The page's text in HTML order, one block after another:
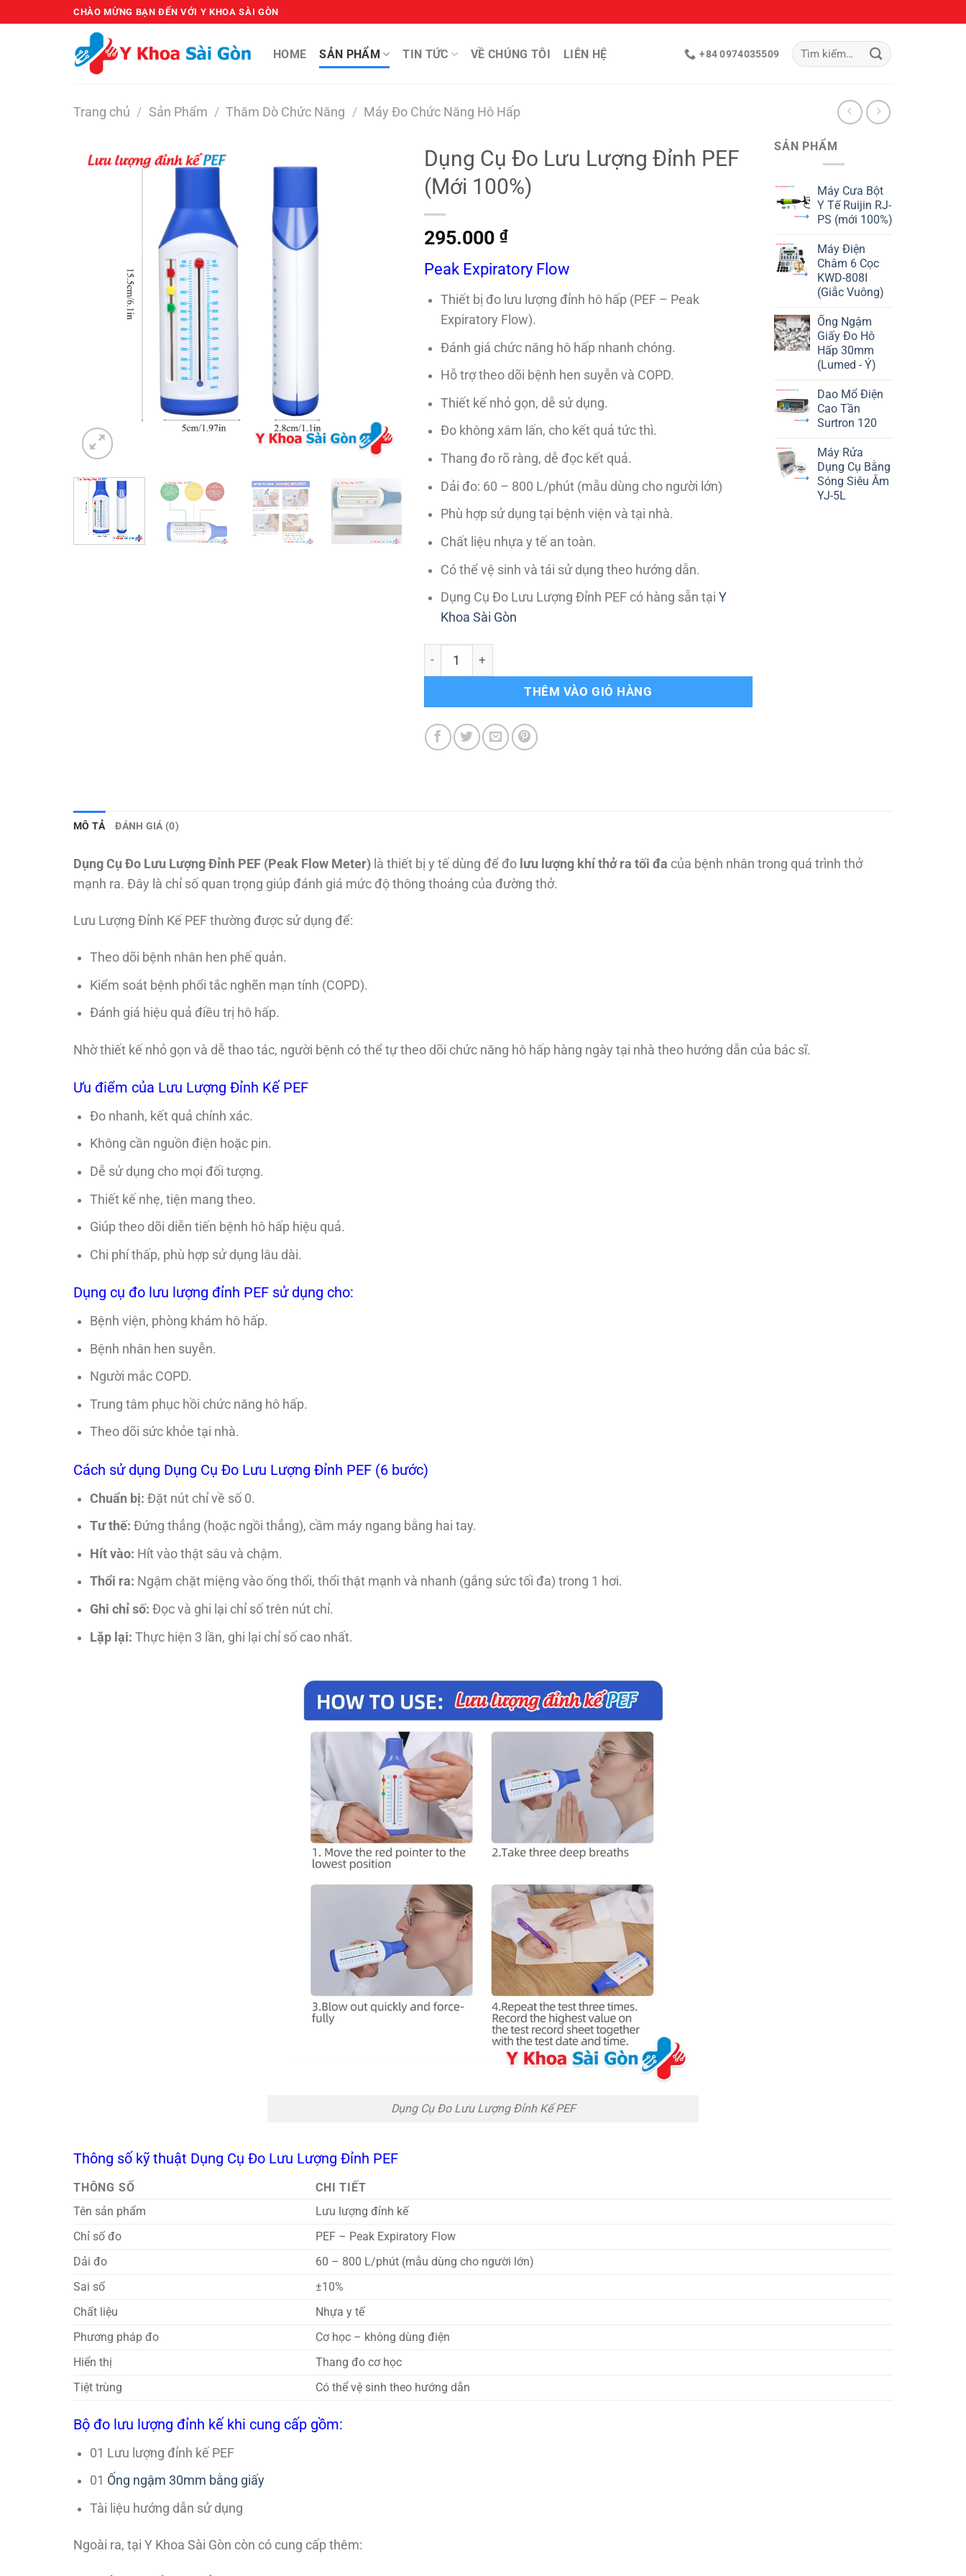
CHÀO MỪNG BẠN ĐẾN VỚI Y KHOA SÀI GÒN
HOME SẢN PHẨM TIN TỨC VỀ CHÚNG TÔI LIÊN HỆ +84 0974035509
Tìm
kiếm:
Trang chủ / Sản Phẩm / Thăm Dò Chức Năng / Máy Đo Chức Năng Hô Hấp
Dụng Cụ Đo Lưu Lượng Đỉnh PEF
(Mới 100%)
295.000 ₫
Peak Expiratory Flow
Thiết bị đo lưu lượng đỉnh hô hấp (PEF – Peak
Expiratory Flow).
Đánh giá chức năng hô hấp nhanh chóng.
Hỗ trợ theo dõi bệnh hen suyễn và COPD.
Thiết kế nhỏ gọn, dễ sử dụng.
Đo không xâm lấn, cho kết quả tức thì.
Thang đo rõ ràng, dễ đọc kết quả.
Dải đo: 60 – 800 L/phút (mẫu dùng cho người lớn)
Phù hợp sử dụng tại bệnh viện và tại nhà.
Chất liệu nhựa y tế an toàn.
Có thể vệ sinh và tái sử dụng theo hướng dẫn.
Dụng Cụ Đo Lưu Lượng Đỉnh PEF có hàng sẵn tại Y
Khoa Sài Gòn
Dụng Cụ Đo Lưu Lượng Đỉnh PEF (Mới 100%) số lượng
THÊM VÀO GIỎ HÀNG
SẢN PHẨM
Máy Cưa Bột
Y Tế Ruijin RJ-
PS (mới 100%)
Máy Điện
Châm 6 Cọc
KWD-808I
(Giắc Vuông)
Ống Ngậm
Giấy Đo Hô
Hấp 30mm
(Lumed - Ý)
Dao Mổ Điện
Cao Tần
Surtron 120
Máy Rửa
Dụng Cụ Bằng
Sóng Siêu Âm
YJ-5L
MÔ TẢ ĐÁNH GIÁ (0)
Dụng Cụ Đo Lưu Lượng Đỉnh PEF (Peak Flow Meter) là thiết bị y tế dùng để đo lưu lượng khí thở ra tối đa của bệnh nhân trong quá trình thở
mạnh ra. Đây là chỉ số quan trọng giúp đánh giá mức độ thông thoáng của đường thở.
Lưu Lượng Đỉnh Kế PEF thường được sử dụng để:
Theo dõi bệnh nhân hen phế quản.
Kiểm soát bệnh phổi tắc nghẽn mạn tính (COPD).
Đánh giá hiệu quả điều trị hô hấp.
Nhờ thiết kế nhỏ gọn và dễ thao tác, người bệnh có thể tự theo dõi chức năng hô hấp hàng ngày tại nhà theo hướng dẫn của bác sĩ.
Ưu điểm của Lưu Lượng Đỉnh Kế PEF
Đo nhanh, kết quả chính xác.
Không cần nguồn điện hoặc pin.
Dễ sử dụng cho mọi đối tượng.
Thiết kế nhẹ, tiện mang theo.
Giúp theo dõi diễn tiến bệnh hô hấp hiệu quả.
Chi phí thấp, phù hợp sử dụng lâu dài.
Dụng cụ đo lưu lượng đỉnh PEF sử dụng cho:
Bệnh viện, phòng khám hô hấp.
Bệnh nhân hen suyễn.
Người mắc COPD.
Trung tâm phục hồi chức năng hô hấp.
Theo dõi sức khỏe tại nhà.
Cách sử dụng Dụng Cụ Đo Lưu Lượng Đỉnh PEF (6 bước)
Chuẩn bị: Đặt nút chỉ về số 0.
Tư thế: Đứng thẳng (hoặc ngồi thẳng), cầm máy ngang bằng hai tay.
Hít vào: Hít vào thật sâu và chậm.
Thổi ra: Ngậm chặt miệng vào ống thổi, thổi thật mạnh và nhanh (gắng sức tối đa) trong 1 hơi.
Ghi chỉ số: Đọc và ghi lại chỉ số trên nút chỉ.
Lặp lại: Thực hiện 3 lần, ghi lại chỉ số cao nhất.
Dụng Cụ Đo Lưu Lượng Đỉnh Kế PEF
Thông số kỹ thuật Dụng Cụ Đo Lưu Lượng Đỉnh PEF
THÔNG SỐ
CHI TIẾT
Tên sản phẩm
Lưu lượng đỉnh kế
Chỉ số đo
PEF – Peak Expiratory Flow
Dải đo
60 – 800 L/phút (mẫu dùng cho người lớn)
Sai số
±10%
Chất liệu
Nhựa y tế
Phương pháp đo
Cơ học – không dùng điện
Hiển thị
Thang đo cơ học
Tiệt trùng
Có thể vệ sinh theo hướng dẫn
Bộ đo lưu lượng đỉnh kế khi cung cấp gồm:
01 Lưu lượng đỉnh kế PEF
01 Ống ngậm 30mm bằng giấy
Tài liệu hướng dẫn sử dụng
Ngoài ra, tại Y Khoa Sài Gòn còn có cung cấp thêm: